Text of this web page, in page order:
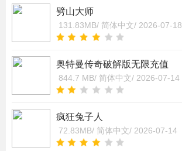
劈山大师
131.83MB/ 简体中文/ 2026-07-18
奥特曼传奇破解版无限充值
844.7 MB/ 简体中文/ 2026-07-14
疯狂兔子人
72.83MB/ 简体中文/ 2026-07-14